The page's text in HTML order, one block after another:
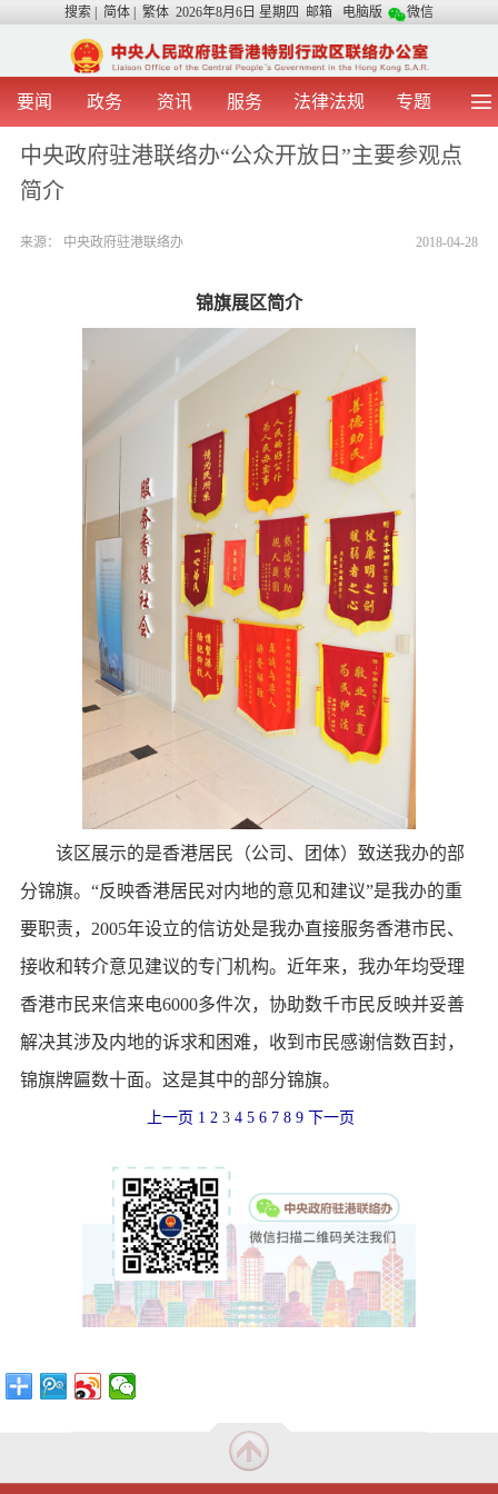
搜索 简体 繁体 2026年8月6日 星期四 邮箱 电脑版 微信
要闻 政务 资讯 服务 法律法规 专题
首 页 图 片 视 频 中央声音
我办动态
办证指引
中央政府驻港联络办“公众开放日”主要参观点
简介
2018-04-28
来源： 中央政府驻港联络办
锦旗展区简介
该区展示的是香港居民（公司、团体）致送我办的部
分锦旗。“反映香港居民对内地的意见和建议”是我办的重
要职责，2005年设立的信访处是我办直接服务香港市民、
接收和转介意见建议的专门机构。近年来，我办年均受理
香港市民来信来电6000多件次，协助数千市民反映并妥善
解决其涉及内地的诉求和困难，收到市民感谢信数百封，
锦旗牌匾数十面。这是其中的部分锦旗。
上一页 1 2 3 4 5 6 7 8 9 下一页